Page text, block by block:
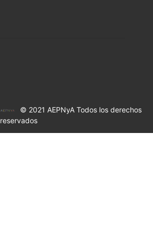
© 2021 AEPNyA Todos los derechos
reservados